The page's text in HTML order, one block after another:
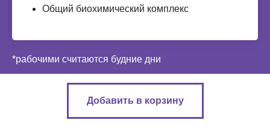
Общий биохимический комплекс
*рабочими считаются будние дни
Добавить в корзину